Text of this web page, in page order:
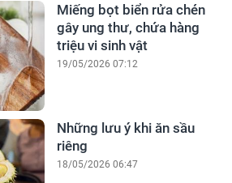
Miếng bọt biển rửa chén
gây ung thư, chứa hàng
triệu vi sinh vật
19/05/2026 07:12
Những lưu ý khi ăn sầu
riêng
18/05/2026 06:47